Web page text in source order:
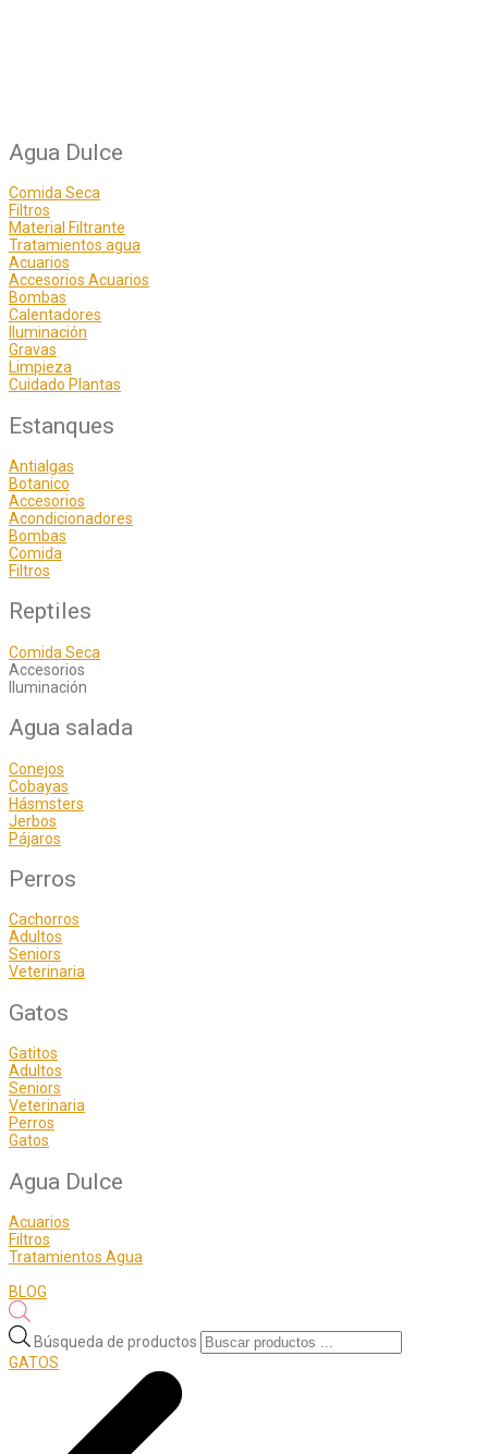
Agua Dulce
Comida Seca
Filtros
Material Filtrante
Tratamientos agua
Acuarios
Accesorios Acuarios
Bombas
Calentadores
Iluminación
Gravas
Limpieza
Cuidado Plantas
Estanques
Antialgas
Botanico
Accesorios
Acondicionadores
Bombas
Comida
Filtros
Reptiles
Comida Seca
Accesorios
Iluminación
Agua salada
Conejos
Cobayas
Hásmsters
Jerbos
Pájaros
Perros
Cachorros
Adultos
Seniors
Veterinaria
Gatos
Gatitos
Adultos
Seniors
Veterinaria
Perros
Gatos
Agua Dulce
Acuarios
Filtros
Tratamientos Agua
BLOG
Búsqueda de productos
GATOS